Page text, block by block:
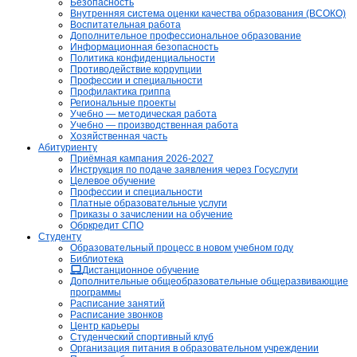
Безопасность
Внутренняя система оценки качества образования (ВСОКО)
Воспитательная работа
Дополнительное профессиональное образование
Информационная безопасность
Политика конфиденциальности
Противодействие коррупции
Профессии и специальности
Профилактика гриппа
Региональные проекты
Учебно — методическая работа
Учебно — производственная работа
Хозяйственная часть
Абитуриенту
Приёмная кампания 2026-2027
Инструкция по подаче заявления через Госуслуги
Целевое обучение
Профессии и специальности
Платные образовательные услуги
Приказы о зачислении на обучение
Обркредит СПО
Студенту
Образовательный процесс в новом учебном году
Библиотека
Дистанционное обучение
Дополнительные общеобразовательные общеразвивающие
программы
Расписание занятий
Расписание звонков
Центр карьеры
Студенческий спортивный клуб
Организация питания в образовательном учреждении